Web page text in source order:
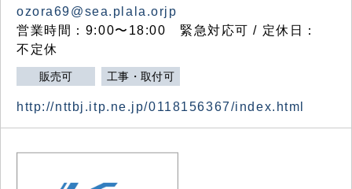
ozora69@sea.plala.orjp
営業時間：9:00〜18:00 緊急対応可 / 定休日：
不定休
販売可 工事・取付可
http://nttbj.itp.ne.jp/0118156367/index.html